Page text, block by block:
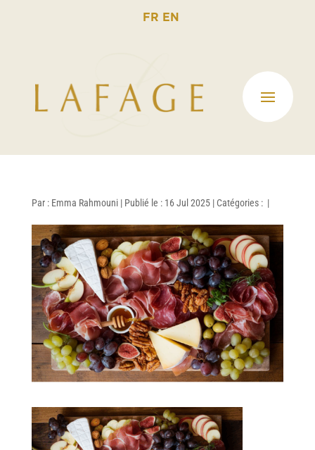
FR EN
Par : Emma Rahmouni | Publié le : 16 Jul 2025 | Catégories : |